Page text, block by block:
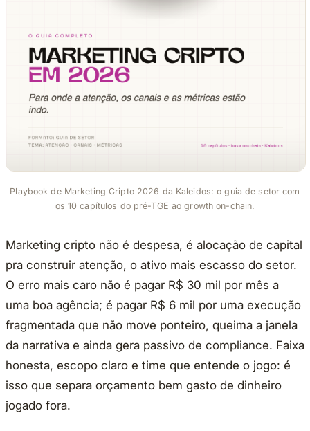
Playbook de Marketing Cripto 2026 da Kaleidos: o guia de setor com
os 10 capítulos do pré-TGE ao growth on-chain.
Marketing cripto não é despesa, é alocação de capital
pra construir atenção, o ativo mais escasso do setor.
O erro mais caro não é pagar R$ 30 mil por mês a
uma boa agência; é pagar R$ 6 mil por uma execução
fragmentada que não move ponteiro, queima a janela
da narrativa e ainda gera passivo de compliance. Faixa
honesta, escopo claro e time que entende o jogo: é
isso que separa orçamento bem gasto de dinheiro
jogado fora.